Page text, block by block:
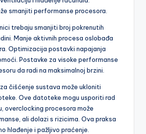
smanjiti performanse procesora.
trebaju smanjiti broj pokrenutih
Manje aktivnih procesa oslobađa
Optimizacija postavki napajanja
Postavke za visoke performanse
da radi na maksimalnoj brzini.
čišćenje sustava može ukloniti
Ove datoteke mogu usporiti rad
overclocking procesora može
ali dolazi s rizicima. Ova praksa
hlađenje i pažljivo praćenje.